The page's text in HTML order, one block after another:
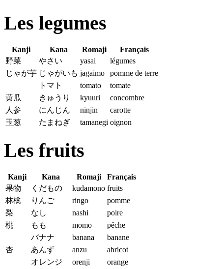
Les legumes
Kanji Kana Romaji
Français
野菜
やさい yasai
légumes
じゃが芋 じゃがいも jagaimo
pomme de terre
トマト
tomato
tomate
黄瓜
きゅうり kyuuri
concombre
人参
にんじん ninjin
carotte
玉葱
たまねぎ tamanegi oignon
Les fruits
Kanji Kana Romaji
Français
果物
くだもの kudamono fruits
林檎
りんご ringo
pomme
梨
なし nashi
poire
桃
もも momo
pêche
バナナ
banana
banane
杏
あんず anzu
abricot
オレンジ
orenji
orange